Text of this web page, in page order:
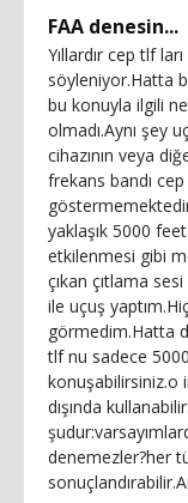
FAA denesin...
Yıllardır cep tlf
söyleniyor.Hatta
bu konuyla ilgili
olmadı.Aynı şey
cihazının veya
frekans bandı
yaklaşık 5000
etkilenmesi gibi
çıkan çıtlama
ile uçuş
görmedim.Hatta
tlf nu sadece
konuşabilirsiniz.o
dışında
denemezler?her